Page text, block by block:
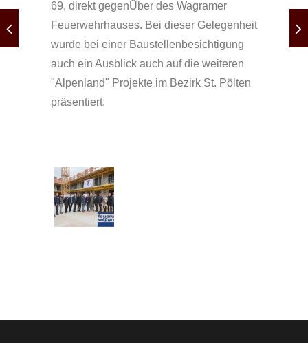
69, direkt gegenÜber des Wagramer
Feuerwehrhauses. Bei dieser Gelegenheit
wurde bei einer Baustellenbesichtigung
auch ein Ausblick auch auf die weiteren
"Alpenland" Projekte im Bezirk St. Pölten
präsentiert.